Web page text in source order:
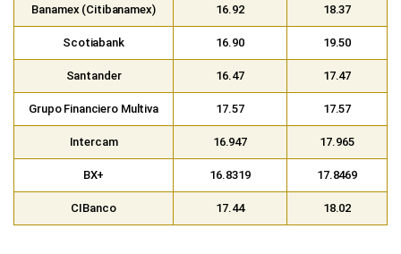
Banamex (Citibanamex) 16.92 18.37
Scotiabank 16.90 19.50
Santander 16.47 17.47
Grupo Financiero Multiva 17.57 17.57
Intercam 16.947 17.965
BX+ 16.8319 17.8469
CIBanco 17.44 18.02